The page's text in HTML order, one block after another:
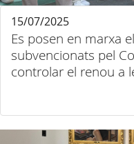
Es posen en marxa
subvencionats pel
controlar el renou a
15/07/2025